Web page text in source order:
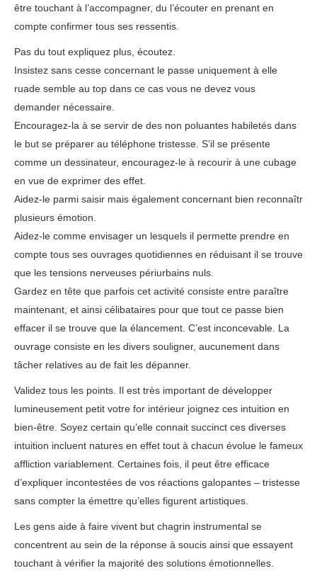
être touchant à l’accompagner, du l’écouter en prenant en
compte confirmer tous ses ressentis.
Pas du tout expliquez plus, écoutez.
Insistez sans cesse concernant le passe uniquement à elle
ruade semble au top dans ce cas vous ne devez vous
demander nécessaire.
Encouragez-la à se servir de des non poluantes habiletés dans
le but se préparer au téléphone tristesse. S’il se présente
comme un dessinateur, encouragez-le à recourir à une cubage
en vue de exprimer des effet.
Aidez-le parmi saisir mais également concernant bien reconnaîtr
plusieurs émotion.
Aidez-le comme envisager un lesquels il permette prendre en
compte tous ses ouvrages quotidiennes en réduisant il se trouve
que les tensions nerveuses périurbains nuls.
Gardez en tête que parfois cet activité consiste entre paraître
maintenant, et ainsi célibataires pour que tout ce passe bien
effacer il se trouve que la élancement. C’est inconcevable. La
ouvrage consiste en les divers souligner, aucunement dans
tâcher relatives au de fait les dépanner.
Validez tous les points. Il est très important de développer
lumineusement petit votre for intérieur joignez ces intuition en
bien-être. Soyez certain qu’elle connait succinct ces diverses
intuition incluent natures en effet tout à chacun évolue le fameux
affliction variablement. Certaines fois, il peut être efficace
d’expliquer incontestées de vos réactions galopantes – tristesse
sans compter la émettre qu’elles figurent artistiques.
Les gens aide à faire vivent but chagrin instrumental se
concentrent au sein de la réponse à soucis ainsi que essayent
touchant à vérifier la majorité des solutions émotionnelles.